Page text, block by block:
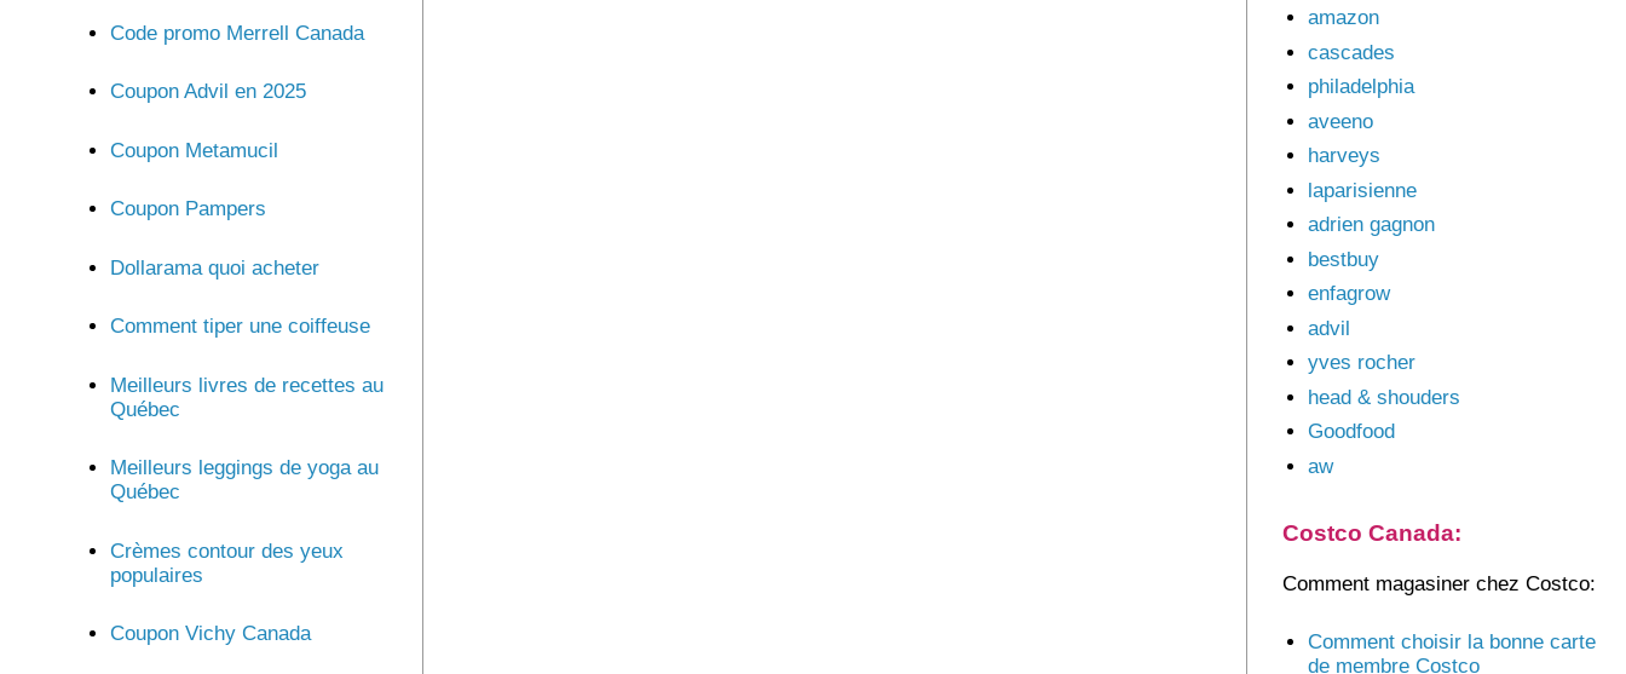
Code promo Merrell Canada
Coupon Advil en 2025
Coupon Metamucil
Coupon Pampers
Dollarama quoi acheter
Comment tiper une coiffeuse
Meilleurs livres de recettes au
Québec
Meilleurs leggings de yoga au
Québec
Crèmes contour des yeux
populaires
Coupon Vichy Canada
amazon
cascades
philadelphia
aveeno
harveys
laparisienne
adrien gagnon
bestbuy
enfagrow
advil
yves rocher
head & shouders
Goodfood
aw
Costco Canada:
Comment magasiner chez Costco:
Comment choisir la bonne carte
de membre Costco